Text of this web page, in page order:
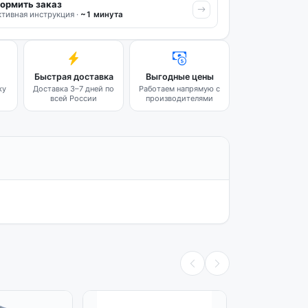
заказ
инструкция · ~1 минута
Быстрая доставка
Доставка 3–7 дней по
всей России
Выгодные цены
Работаем напрямую с
производителями